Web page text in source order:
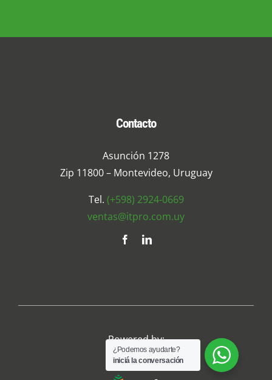
Contacto
Asunción 1278
Zip 11800 – Montevideo, Uruguay
Tel. (+598) 2924-0669
ventas@itpro.com.uy
Powered by:
¿Podemos ayudarte?
iniciá la conversación